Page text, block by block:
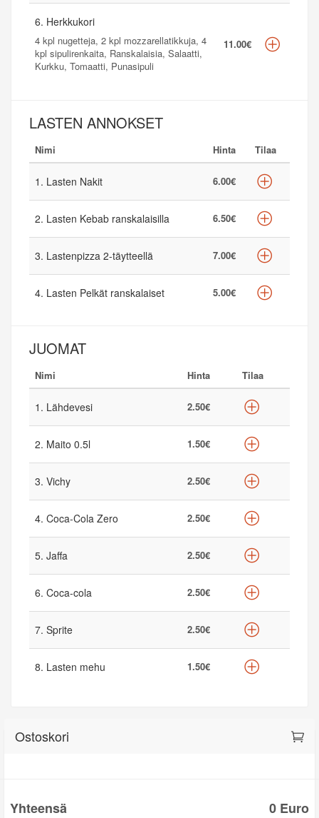
6. Herkkukori
4 kpl nugetteja, 2 kpl mozzarellatikkuja, 4
kpl sipulirenkaita, Ranskalaisia, Salaatti,
Kurkku, Tomaatti, Punasipuli
11.00€
LASTEN ANNOKSET
Nimi Hinta Tilaa
1. Lasten Nakit 6.00€
2. Lasten Kebab ranskalaisilla 6.50€
3. Lastenpizza 2-täytteellä 7.00€
4. Lasten Pelkät ranskalaiset 5.00€
JUOMAT
Nimi Hinta Tilaa
1. Lähdevesi 2.50€
2. Maito 0.5l 1.50€
3. Vichy 2.50€
4. Coca-Cola Zero 2.50€
5. Jaffa 2.50€
6. Coca-cola 2.50€
7. Sprite 2.50€
8. Lasten mehu 1.50€
Ostoskori
Yhteensä 0 Euro